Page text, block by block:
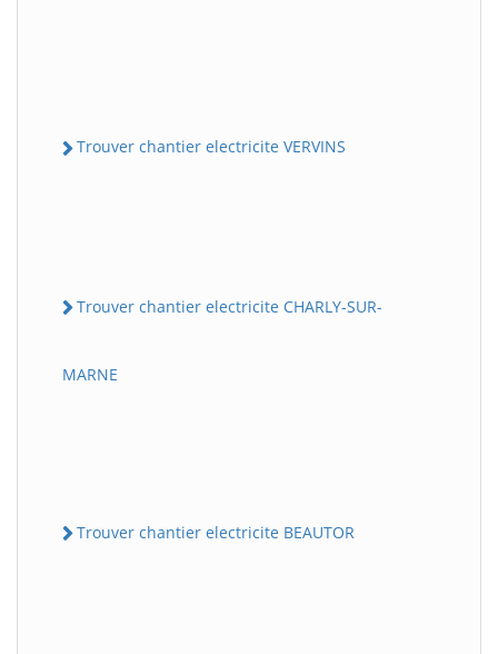
Trouver chantier electricite VERVINS
Trouver chantier electricite CHARLY-SUR-
MARNE
Trouver chantier electricite BEAUTOR